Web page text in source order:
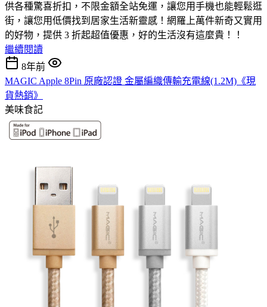
供各種驚喜折扣，不限金額全站免運，讓您用手機也能輕鬆逛
街，讓您用低價找到居家生活新靈感！網羅上萬件新奇又實用
的好物，提供 3 折起超值優惠，好的生活沒有這麼貴！！
繼續閱讀
8年前
MAGIC Apple 8Pin 原廠認證 金屬編織傳輸充電線(1.2M)《現
貨熱銷》
美味食記